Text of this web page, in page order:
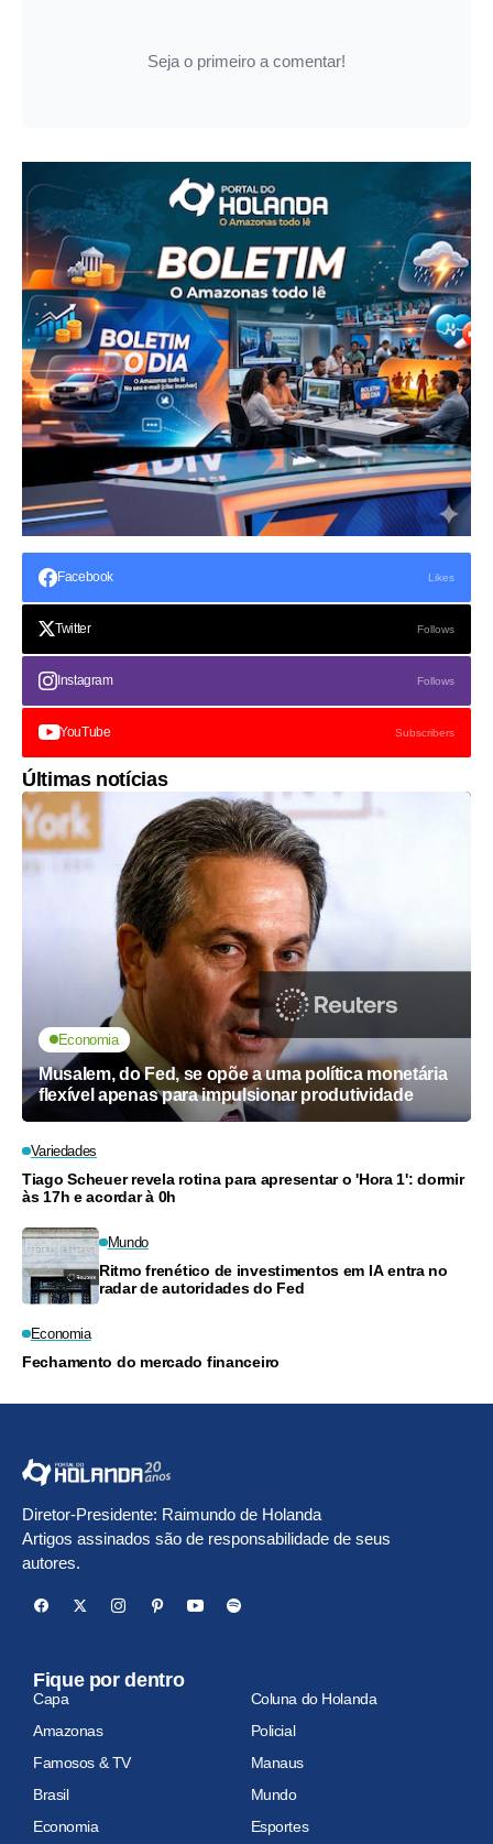
Seja o primeiro a comentar!
Facebook Likes
Twitter Follows
Instagram Follows
YouTube Subscribers
Últimas notícias
Economia
Musalem, do Fed, se opõe a uma política monetária
flexível apenas para impulsionar produtividade
Variedades
Tiago Scheuer revela rotina para apresentar o 'Hora 1': dormir
às 17h e acordar à 0h
Mundo
Ritmo frenético de investimentos em IA entra no
radar de autoridades do Fed
Economia
Fechamento do mercado financeiro
Diretor-Presidente: Raimundo de Holanda
Artigos assinados são de responsabilidade de seus
autores.
Fique por dentro
Capa
Coluna do Holanda
Amazonas
Policial
Famosos & TV
Manaus
Brasil
Mundo
Economia
Esportes